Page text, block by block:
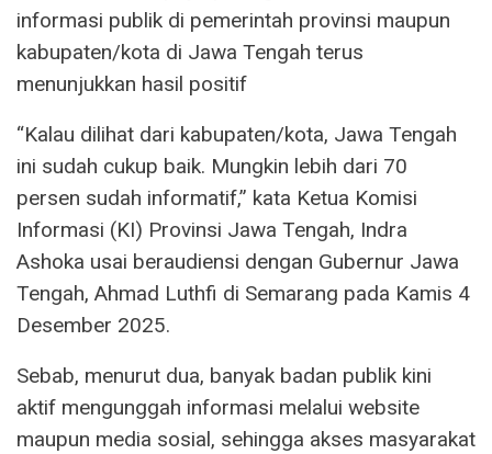
informasi publik di pemerintah provinsi maupun
kabupaten/kota di Jawa Tengah terus
menunjukkan hasil positif
“Kalau dilihat dari kabupaten/kota, Jawa Tengah
ini sudah cukup baik. Mungkin lebih dari 70
persen sudah informatif,” kata Ketua Komisi
Informasi (KI) Provinsi Jawa Tengah, Indra
Ashoka usai beraudiensi dengan Gubernur Jawa
Tengah, Ahmad Luthfi di Semarang pada Kamis 4
Desember 2025.
Sebab, menurut dua, banyak badan publik kini
aktif mengunggah informasi melalui website
maupun media sosial, sehingga akses masyarakat